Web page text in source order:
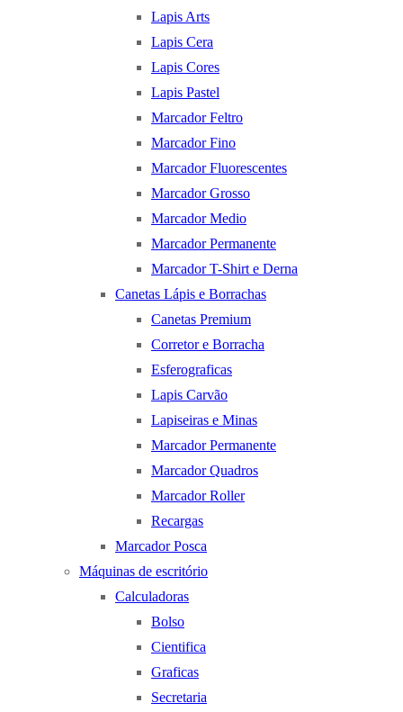
Lapis Arts
Lapis Cera
Lapis Cores
Lapis Pastel
Marcador Feltro
Marcador Fino
Marcador Fluorescentes
Marcador Grosso
Marcador Medio
Marcador Permanente
Marcador T-Shirt e Derna
Canetas Lápis e Borrachas
Canetas Premium
Corretor e Borracha
Esferograficas
Lapis Carvão
Lapiseiras e Minas
Marcador Permanente
Marcador Quadros
Marcador Roller
Recargas
Marcador Posca
Máquinas de escritório
Calculadoras
Bolso
Cientifica
Graficas
Secretaria